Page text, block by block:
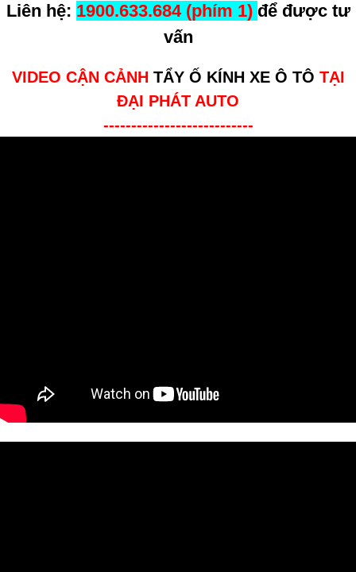
Liên hệ: 1900.633.684 (phím 1) để được tư
vấn
VIDEO CẬN CẢNH TẨY Ố KÍNH XE Ô TÔ TẠI
ĐẠI PHÁT AUTO
---------------------------